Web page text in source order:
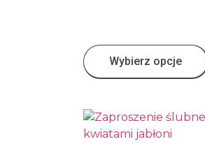
Wybierz opcje